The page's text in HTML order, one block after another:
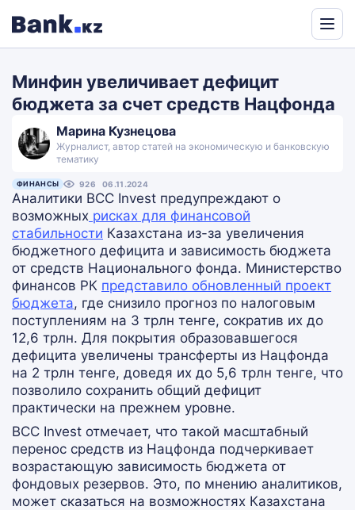
Translate
Минфин увеличивает дефицит
бюджета за счет средств Нацфонда
Марина Кузнецова
Журналист, автор статей на экономическую и банковскую
тематику
ФИНАНСЫ 926 06.11.2024
Аналитики BCC Invest предупреждают о
возможных рисках для финансовой
стабильности Казахстана из-за увеличения
бюджетного дефицита и зависимость бюджета
от средств Национального фонда. Министерство
финансов РК представило обновленный проект
бюджета, где снизило прогноз по налоговым
поступлениям на 3 трлн тенге, сократив их до
12,6 трлн. Для покрытия образовавшегося
дефицита увеличены трансферты из Нацфонда
на 2 трлн тенге, доведя их до 5,6 трлн тенге, что
позволило сохранить общий дефицит
практически на прежнем уровне.
BCC Invest отмечает, что такой масштабный
перенос средств из Нацфонда подчеркивает
возрастающую зависимость бюджета от
фондовых резервов. Это, по мнению аналитиков,
может сказаться на возможностях Казахстана